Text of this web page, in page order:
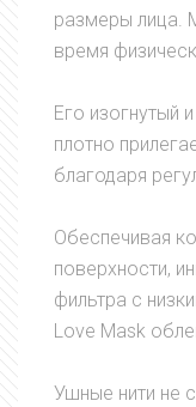
размеры лица.
время
Его изогнутый
плотно
благодаря
Обеспечивая
поверхности,
фильтра с
Love Mask
Ушные нити не